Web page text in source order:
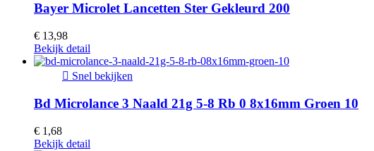
Bayer Microlet Lancetten Ster Gekleurd 200
€ 13,98
Bekijk detail
 Snel bekijken
Bd Microlance 3 Naald 21g 5-8 Rb 0 8x16mm Groen 10
€ 1,68
Bekijk detail